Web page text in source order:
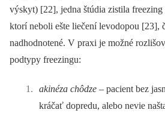
výskyt) [22], jedna štúdia zistila freezing
ktorí neboli ešte liečení levodopou [23],
nadhodnotené. V praxi je možné
podtypy freezingu:
akinéza chôdze –⁠ pacient bez
kráčať dopredu, alebo nevie